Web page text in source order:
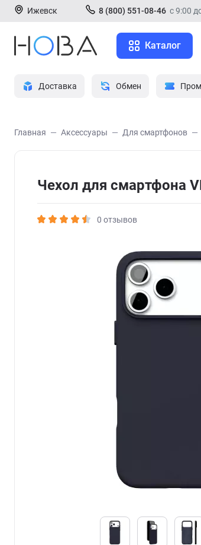
Ижевск 8 (800) 551-08-46 с 9:00
Каталог
Доставка Обмен
Главная Аксессуары Для смартфонов
Чехол для смартфона
0 отзывов